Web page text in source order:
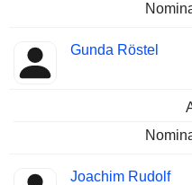
Gunda Röstel
Joachim Rudolf